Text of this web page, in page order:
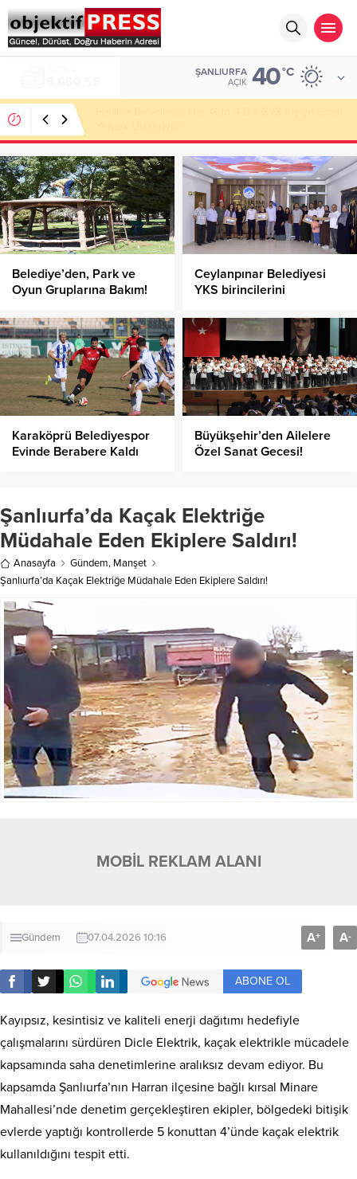
ŞANLIURFA
AÇIK 40°C
Belediye’den, Park ve
Oyun Gruplarına Bakım!
Ceylanpınar Belediyesi
YKS birincilerini
Karaköprü Belediyespor
Evinde Berabere Kaldı
Büyükşehir’den Ailelere
Özel Sanat Gecesi!
Şanlıurfa’da Kaçak Elektriğe
Müdahale Eden Ekiplere Saldırı!
Anasayfa Gündem, Manşet
Şanlıurfa’da Kaçak Elektriğe Müdahale Eden Ekiplere Saldırı!
MOBİL REKLAM ALANI
Gündem 07.04.2026 10:16 A+ A-
ABONE OL
Kayıpsız, kesintisiz ve kaliteli enerji dağıtımı hedefiyle
çalışmalarını sürdüren Dicle Elektrik, kaçak elektrikle mücadele
kapsamında saha denetimlerine aralıksız devam ediyor. Bu
kapsamda Şanlıurfa’nın Harran ilçesine bağlı kırsal Minare
Mahallesi’nde denetim gerçekleştiren ekipler, bölgedeki bitişik
evlerde yaptığı kontrollerde 5 konuttan 4’ünde kaçak elektrik
kullanıldığını tespit etti.